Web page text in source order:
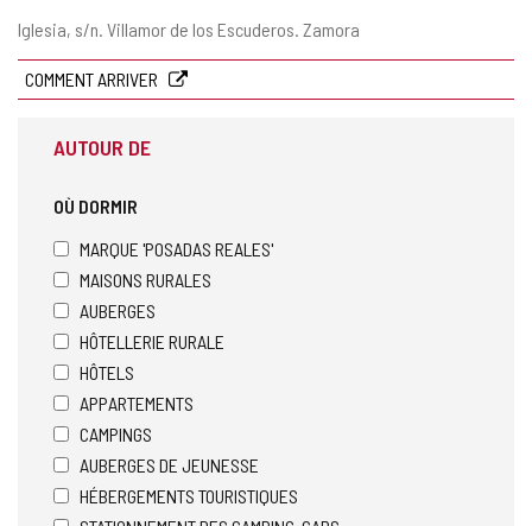
Adresse
Iglesia, s/n. Villamor de los Escuderos. Zamora
COMMENT ARRIVER
AUTOUR DE
OÙ DORMIR
MARQUE 'POSADAS REALES'
MAISONS RURALES
AUBERGES
HÔTELLERIE RURALE
HÔTELS
APPARTEMENTS
CAMPINGS
AUBERGES DE JEUNESSE
HÉBERGEMENTS TOURISTIQUES